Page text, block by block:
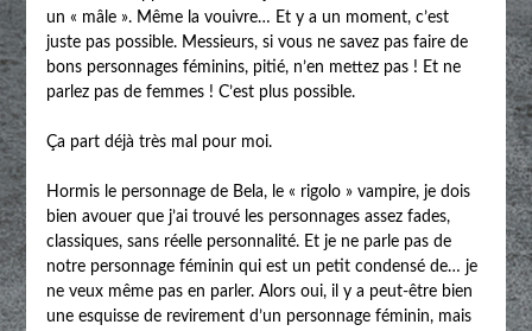
un « mâle ». Même la vouivre… Et y a un moment, c’est
juste pas possible. Messieurs, si vous ne savez pas faire de
bons personnages féminins, pitié, n’en mettez pas ! Et ne
parlez pas de femmes ! C’est plus possible.
Ça part déjà très mal pour moi.
Hormis le personnage de Bela, le « rigolo » vampire, je dois
bien avouer que j’ai trouvé les personnages assez fades,
classiques, sans réelle personnalité. Et je ne parle pas de
notre personnage féminin qui est un petit condensé de… je
ne veux même pas en parler. Alors oui, il y a peut-être bien
une esquisse de revirement d’un personnage féminin, mais